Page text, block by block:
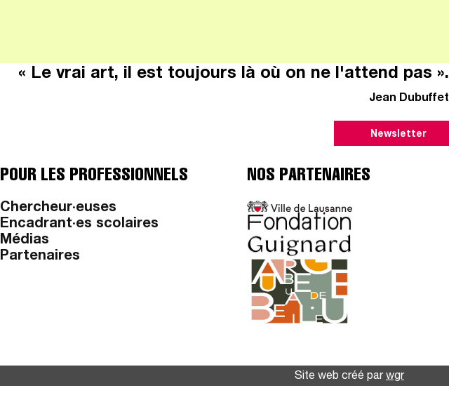
« Le vrai art, il est toujours là où on ne l'attend pas ».
Jean Dubuffet
Newsletter
POUR LES PROFESSIONNELS
Chercheur·euses
Encadrant·es scolaires
Médias
Partenaires
NOS PARTENAIRES
Site web créé parwgr